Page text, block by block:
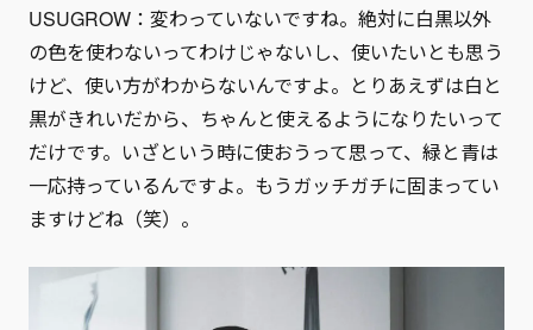
USUGROW：変わっていないですね。絶対に白黒以外
の色を使わないってわけじゃないし、使いたいとも思う
けど、使い方がわからないんですよ。とりあえずは白と
黒がきれいだから、ちゃんと使えるようになりたいって
だけです。いざという時に使おうって思って、緑と青は
一応持っているんですよ。もうガッチガチに固まってい
ますけどね（笑）。